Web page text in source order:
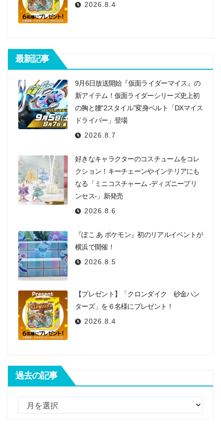
2026.8.4
最新記事
9月6日放送開始『仮面ライダーマイス』の
新アイテム！仮面ライダーシリーズ史上初
の胸と腰“2スタイル”変身ベルト「DXマイス
ドライバー」登場
2026.8.7
好きなキャラクターのコスチュームをコレ
クション！キーチェーンやインテリアにも
なる「ミニコスチャーム -ディズニープリ
ンセス-」新発売
2026.8.6
『ぽこ あ ポケモン』初のリアルイベントが
横浜で開催！
2026.8.5
【プレゼント】「クロンダイク 砂金ハン
ターズ」を６名様にプレゼント！
2026.8.4
過去の記事